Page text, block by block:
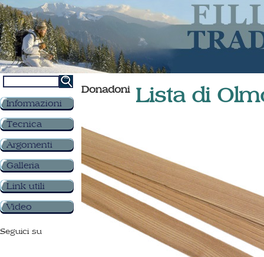
Informazioni
Tecnica
Argomenti
Galleria
Link utili
Video
Seguici su
Donadoni Lista di